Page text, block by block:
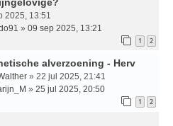
2025, 13:51
» 09 sep 2025, 13:21
1 2
alverzoening - Herv
» 22 jul 2025, 21:41
» 25 jul 2025, 20:50
1 2